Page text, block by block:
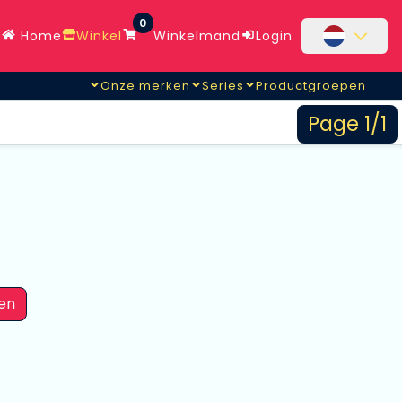
Home Winkel
0
Winkelmand Login
Onze merken Series Productgroepen
Page 1/1